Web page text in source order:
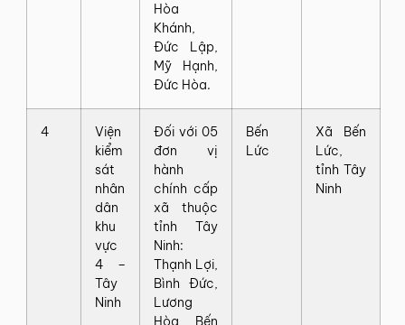
Hòa
Khánh,
Đức Lập,
Mỹ Hạnh,
Đức Hòa.
4
Viện
kiểm
sát
nhân
dân
khu
vực
4 –
Tây
Ninh
Đối với 05
đơn vị
hành
chính cấp
xã thuộc
tỉnh Tây
Ninh:
Thạnh Lợi,
Bình Đức,
Lương
Hòa, Bến
Bến
Lức
Xã Bến
Lức,
tỉnh Tây
Ninh